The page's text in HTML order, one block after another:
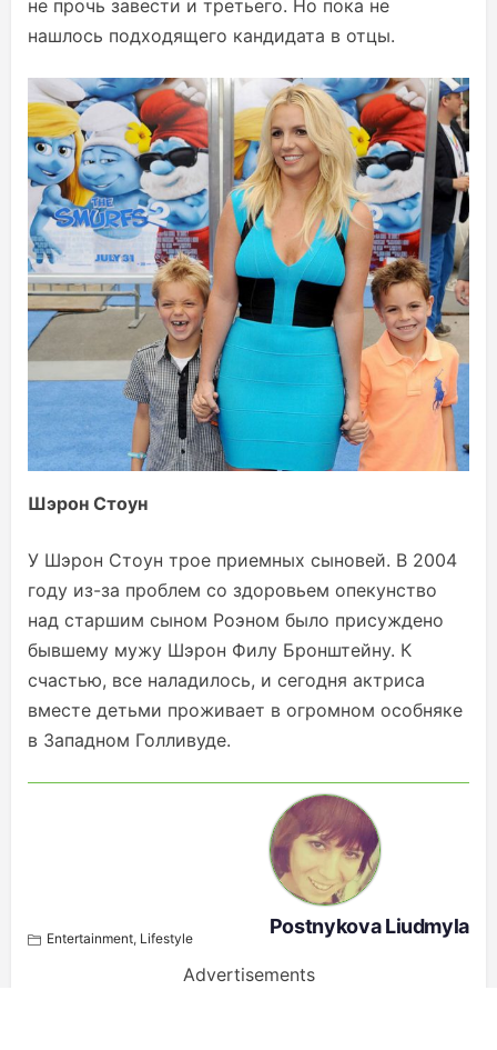
не прочь завести и третьего. Но пока не
нашлось подходящего кандидата в отцы.
Шэрон Стоун
У Шэрон Стоун трое приемных сыновей. В 2004
году из-за проблем со здоровьем опекунство
над старшим сыном Роэном было присуждено
бывшему мужу Шэрон Филу Бронштейну. К
счастью, все наладилось, и сегодня актриса
вместе детьми проживает в огромном особняке
в Западном Голливуде.
Entertainment, Lifestyle
Postnykova Liudmyla
Advertisements